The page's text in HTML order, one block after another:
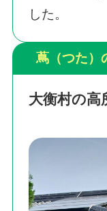
した。
蔦（つた）
大衡村の高